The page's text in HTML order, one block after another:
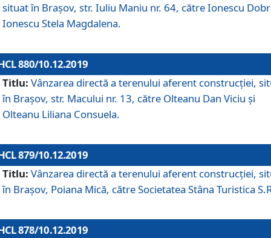
situat în Brașov, str. Iuliu Maniu nr. 64, către Ionescu
Ionescu Stela Magdalena.
880/10.12.2019
Titlu: Vânzarea directă a terenului aferent construcției,
în Brașov, str. Macului nr. 13, către Olteanu Dan Viciu și
Olteanu Liliana Consuela.
879/10.12.2019
Titlu: Vânzarea directă a terenului aferent construcției,
în Brașov, Poiana Mică, către Societatea Stâna Turistica
878/10.12.2019